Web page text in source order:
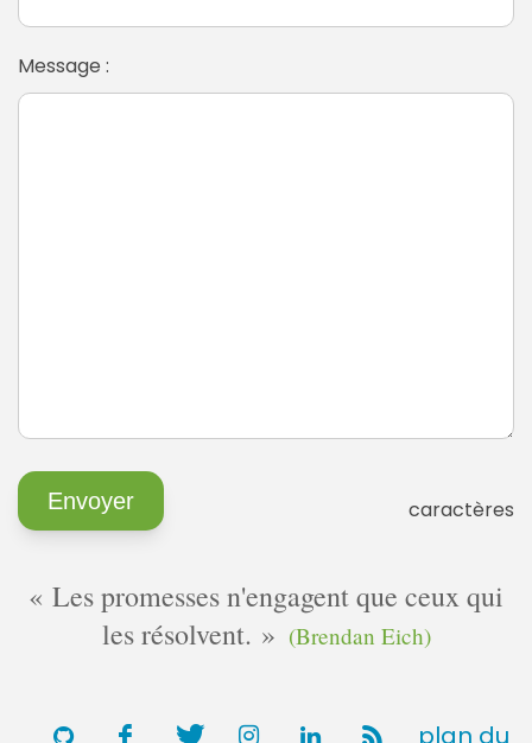
Message :
caractères
Les promesses n'engagent que ceux qui
les résolvent.
(Brendan Eich)
plan du